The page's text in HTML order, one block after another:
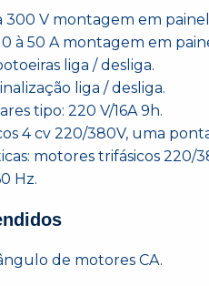
300 V montagem em
à 50 A montagem em
liga / desliga.
liga / desliga.
tipo: 220 V/16A 9h.
4 cv 220/380V, uma
motores trifásicos 220/
Hz.
de motores CA.